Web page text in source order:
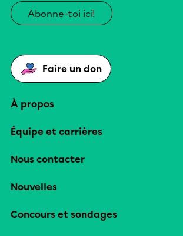
Abonne-toi ici!
Faire un don
À propos
Équipe et carrières
Nous contacter
Nouvelles
Concours et sondages